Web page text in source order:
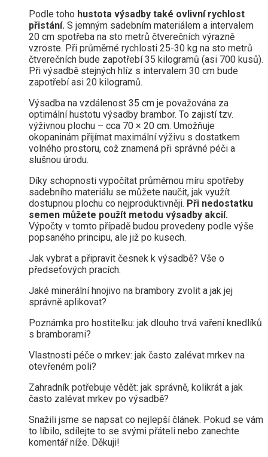
Podle toho hustota výsadby také ovlivní rychlost
přistání. S jemným sadebním materiálem a intervalem
20 cm spotřeba na sto metrů čtverečních výrazně
vzroste. Při průměrné rychlosti 25-30 kg na sto metrů
čtverečních bude zapotřebí 35 kilogramů (asi 700 kusů).
Při výsadbě stejných hlíz s intervalem 30 cm bude
zapotřebí asi 20 kilogramů.
Výsadba na vzdálenost 35 cm je považována za
optimální hustotu výsadby brambor. To zajistí tzv.
výživnou plochu – cca 70 × 20 cm. Umožňuje
okopaninám přijímat maximální výživu s dostatkem
volného prostoru, což znamená při správné péči a
slušnou úrodu.
Díky schopnosti vypočítat průměrnou míru spotřeby
sadebního materiálu se můžete naučit, jak využít
dostupnou plochu co nejproduktivněji. Při nedostatku
semen můžete použít metodu výsadby akcií.
Výpočty v tomto případě budou provedeny podle výše
popsaného principu, ale již po kusech.
Jak vybrat a připravit česnek k výsadbě? Vše o
předseťových pracích.
Jaké minerální hnojivo na brambory zvolit a jak jej
správně aplikovat?
Poznámka pro hostitelku: jak dlouho trvá vaření knedlíků
s bramborami?
Vlastnosti péče o mrkev: jak často zalévat mrkev na
otevřeném poli?
Zahradník potřebuje vědět: jak správně, kolikrát a jak
často zalévat mrkev po výsadbě?
Snažili jsme se napsat co nejlepší článek. Pokud se vám
to líbilo, sdílejte to se svými přáteli nebo zanechte
komentář níže. Děkuji!